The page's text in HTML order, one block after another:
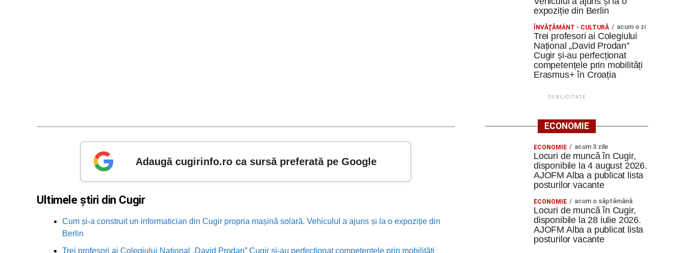
Adaugă cugirinfo.ro ca sursă preferată pe Google
Ultimele știri din Cugir
Cum și-a construit un informatician din Cugir propria mașină solară. Vehiculul a ajuns și la o expoziție din
Berlin
Trei profesori ai Colegiului Național „David Prodan” Cugir și-au perfecționat competențele prin mobilități
expoziție din Berlin
ÎNVĂŢĂMÂNT - CULTURĂ acum o zi
Trei profesori ai Colegiului
Național „David Prodan”
Cugir și-au perfecționat
competențele prin mobilități
Erasmus+ în Croația
PUBLICITATE
ECONOMIE
ECONOMIE acum 3 zile
Locuri de muncă în Cugir,
disponibile la 4 august 2026.
AJOFM Alba a publicat lista
posturilor vacante
ECONOMIE acum o săptămână
Locuri de muncă în Cugir,
disponibile la 28 iulie 2026.
AJOFM Alba a publicat lista
posturilor vacante